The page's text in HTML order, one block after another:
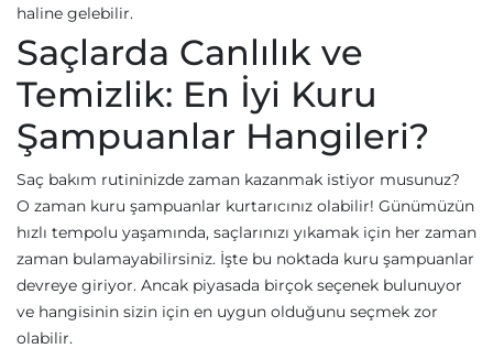
haline gelebilir.
Saçlarda Canlılık ve
Temizlik: En İyi Kuru
Şampuanlar Hangileri?
Saç bakım rutininizde zaman kazanmak istiyor musunuz?
O zaman kuru şampuanlar kurtarıcınız olabilir! Günümüzün
hızlı tempolu yaşamında, saçlarınızı yıkamak için her zaman
zaman bulamayabilirsiniz. İşte bu noktada kuru şampuanlar
devreye giriyor. Ancak piyasada birçok seçenek bulunuyor
ve hangisinin sizin için en uygun olduğunu seçmek zor
olabilir.